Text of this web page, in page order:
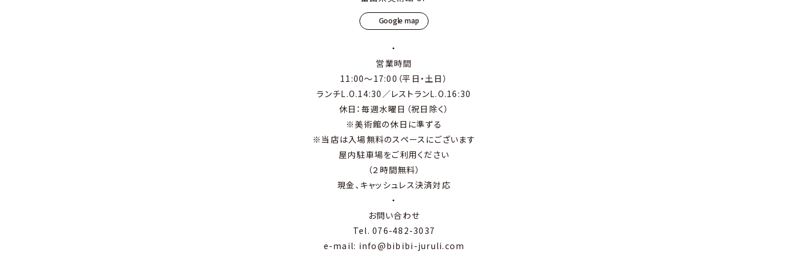
Google map
営業時間
11:00～17:00（平日・土日）
ランチL.O.14:30／レストランL.O.16:30
休日：毎週水曜日（祝日除く）
※美術館の休日に準ずる
※当店は入場無料のスペースにございます
屋内駐車場をご利用ください
（２時間無料）
現金、キャッシュレス決済対応
お問い合わせ
Tel. 076-482-3037
e-mail: info@bibibi-juruli.com